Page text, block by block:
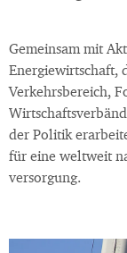
Gemeinsam mit
Energiewirtschaft,
Verkehrsbereich,
der Politik
für eine weltweit
versorgung.